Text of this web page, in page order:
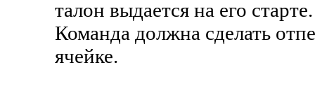
талон выдается на его
Команда должна сделать
ячейке.